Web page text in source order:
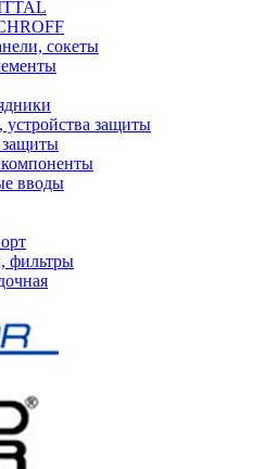
сокеты
защиты
вводы
фильтры